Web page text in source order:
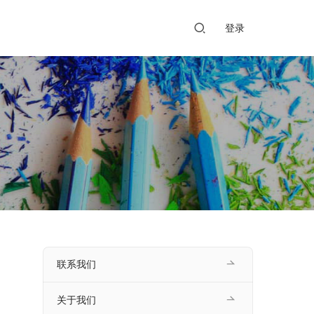
登录
联系我们
关于我们